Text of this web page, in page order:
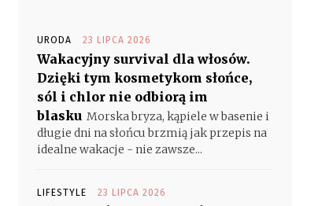
URODA 23 LIPCA 2026
Wakacyjny survival dla włosów.
Dzięki tym kosmetykom słońce,
sól i chlor nie odbiorą im
blasku Morska bryza, kąpiele w basenie i
długie dni na słońcu brzmią jak przepis na
idealne wakacje - nie zawsze...
LIFESTYLE 23 LIPCA 2026